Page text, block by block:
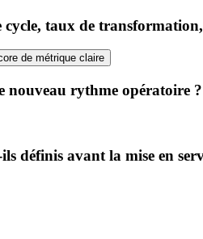
taux de
de métrique claire
nouveau rythme opératoire ?
définis avant la mise en